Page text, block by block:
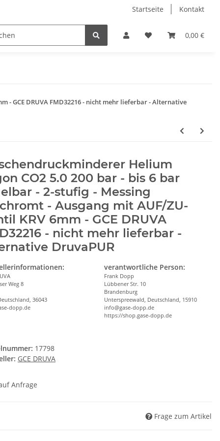
Startseite Kontakt
0,00 €
- GCE DRUVA FMD32216 - nicht mehr lieferbar - Alternative
Helium
CO2 5.0 200 bar - bis 6 bar
- 2-stufig - Messing
- Ausgang mit AUF/ZU-
KRV 6mm - GCE DRUVA
- nicht mehr lieferbar -
DruvaPUR
Weg 8
36043
dopp.de
verantwortliche Person:
Frank Dopp
Lübbener Str. 10
Brandenburg
Unterspreewald, Deutschland, 15910
info@gase-dopp.de
https://shop.gase-dopp.de
17798
GCE DRUVA
Anfrage
Frage zum Artikel